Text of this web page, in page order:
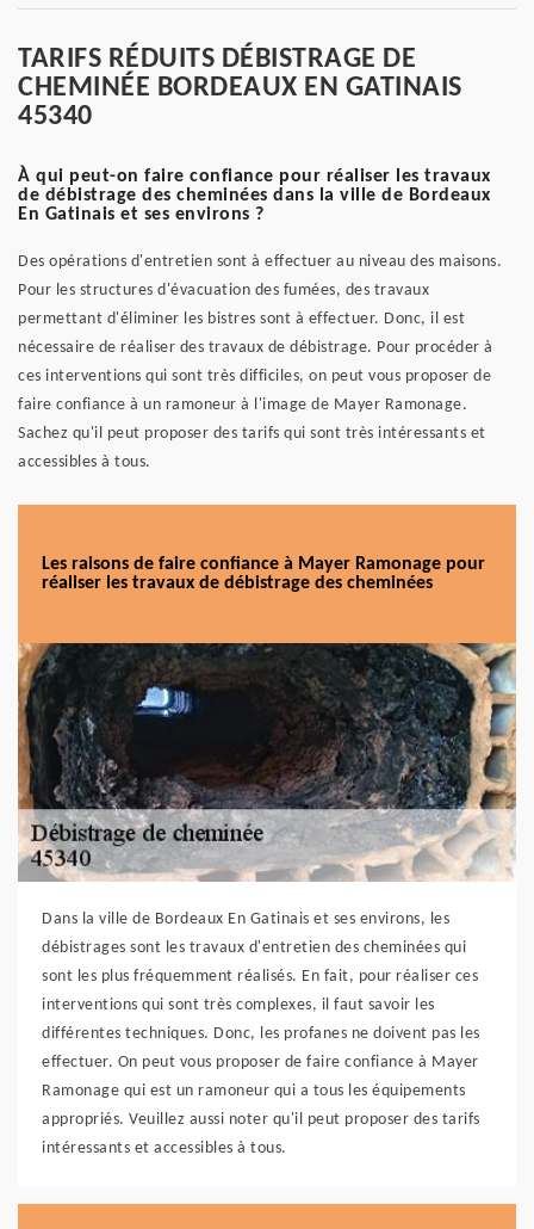
TARIFS RÉDUITS DÉBISTRAGE DE
CHEMINÉE BORDEAUX EN GATINAIS
45340
À qui peut-on faire confiance pour réaliser les travaux
de débistrage des cheminées dans la ville de Bordeaux
En Gatinais et ses environs ?
Des opérations d'entretien sont à effectuer au niveau des maisons.
Pour les structures d'évacuation des fumées, des travaux
permettant d'éliminer les bistres sont à effectuer. Donc, il est
nécessaire de réaliser des travaux de débistrage. Pour procéder à
ces interventions qui sont très difficiles, on peut vous proposer de
faire confiance à un ramoneur à l'image de Mayer Ramonage.
Sachez qu'il peut proposer des tarifs qui sont très intéressants et
accessibles à tous.
Les raisons de faire confiance à Mayer Ramonage pour
réaliser les travaux de débistrage des cheminées
Dans la ville de Bordeaux En Gatinais et ses environs, les
débistrages sont les travaux d'entretien des cheminées qui
sont les plus fréquemment réalisés. En fait, pour réaliser ces
interventions qui sont très complexes, il faut savoir les
différentes techniques. Donc, les profanes ne doivent pas les
effectuer. On peut vous proposer de faire confiance à Mayer
Ramonage qui est un ramoneur qui a tous les équipements
appropriés. Veuillez aussi noter qu'il peut proposer des tarifs
intéressants et accessibles à tous.